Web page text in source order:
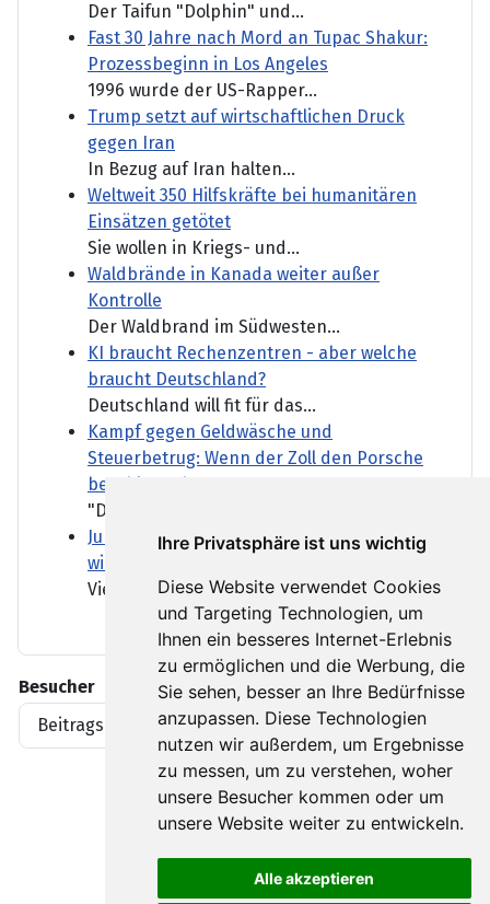
Ihre Privatsphäre ist uns wichtig
Diese Website verwendet Cookies
und Targeting Technologien, um
Ihnen ein besseres Internet-Erlebnis
zu ermöglichen und die Werbung, die
Sie sehen, besser an Ihre Bedürfnisse
anzupassen. Diese Technologien
nutzen wir außerdem, um Ergebnisse
zu messen, um zu verstehen, woher
unsere Besucher kommen oder um
unsere Website weiter zu entwickeln.
Alle akzeptieren
Der Taifun "Dolphin" und...
Fast 30 Jahre nach Mord an Tupac Shakur:
Prozessbeginn in Los Angeles
1996 wurde der US-Rapper...
Trump setzt auf wirtschaftlichen Druck
gegen Iran
In Bezug auf Iran halten...
Weltweit 350 Hilfskräfte bei humanitären
Einsätzen getötet
Sie wollen in Kriegs- und...
Waldbrände in Kanada weiter außer
Kontrolle
Der Waldbrand im Südwesten...
KI braucht Rechenzentren - aber welche
braucht Deutschland?
Deutschland will fit für das...
Kampf gegen Geldwäsche und
Steuerbetrug: Wenn der Zoll den Porsche
beschlagnahmt
"Dann sind der Porsche oder...
Juni und Juli waren in Westeuropa so warm
wie noch nie
Viele Teile Europas litten...
Besucher
Beitragsaufrufe
1919396